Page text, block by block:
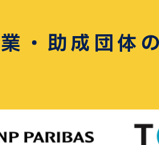
・助成団体